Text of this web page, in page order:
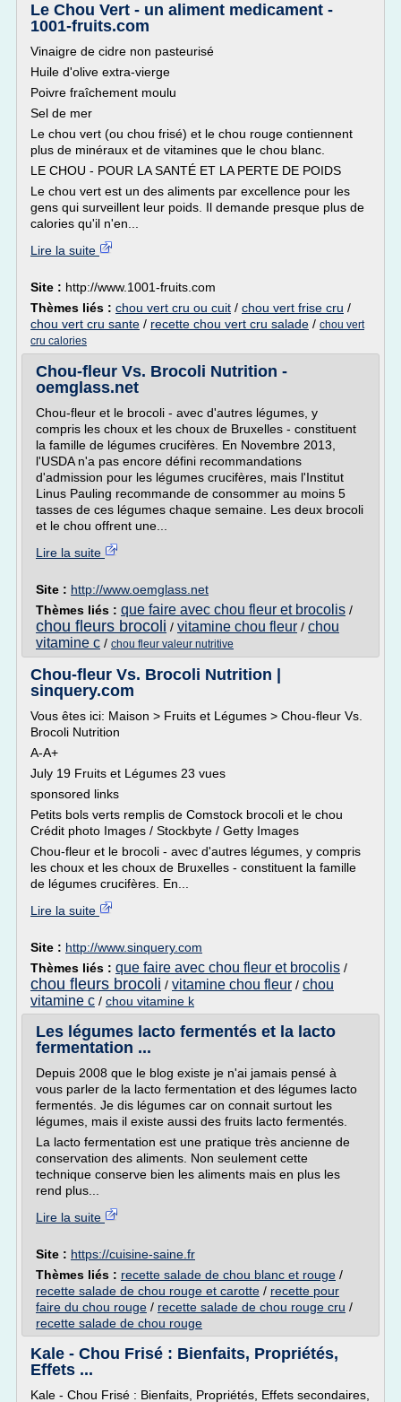
Le Chou Vert - un aliment medicament -
1001-fruits.com
Vinaigre de cidre non pasteurisé
Huile d'olive extra-vierge
Poivre fraîchement moulu
Sel de mer
Le chou vert (ou chou frisé) et le chou rouge contiennent
plus de minéraux et de vitamines que le chou blanc.
LE CHOU - POUR LA SANTÉ ET LA PERTE DE POIDS
Le chou vert est un des aliments par excellence pour les
gens qui surveillent leur poids. Il demande presque plus de
calories qu'il n'en...
Lire la suite
Site : http://www.1001-fruits.com
Thèmes liés : chou vert cru ou cuit / chou vert frise cru /
chou vert cru sante / recette chou vert cru salade / chou vert
cru calories
Chou-fleur Vs. Brocoli Nutrition -
oemglass.net
Chou-fleur et le brocoli - avec d'autres légumes, y
compris les choux et les choux de Bruxelles - constituent
la famille de légumes crucifères. En Novembre 2013,
l'USDA n'a pas encore défini recommandations
d'admission pour les légumes crucifères, mais l'Institut
Linus Pauling recommande de consommer au moins 5
tasses de ces légumes chaque semaine. Les deux brocoli
et le chou offrent une...
Lire la suite
Site : http://www.oemglass.net
Thèmes liés : que faire avec chou fleur et brocolis /
chou fleurs brocoli / vitamine chou fleur / chou
vitamine c / chou fleur valeur nutritive
Chou-fleur Vs. Brocoli Nutrition |
sinquery.com
Vous êtes ici: Maison > Fruits et Légumes > Chou-fleur Vs.
Brocoli Nutrition
A-A+
July 19 Fruits et Légumes 23 vues
sponsored links
Petits bols verts remplis de Comstock brocoli et le chou
Crédit photo Images / Stockbyte / Getty Images
Chou-fleur et le brocoli - avec d'autres légumes, y compris
les choux et les choux de Bruxelles - constituent la famille
de légumes crucifères. En...
Lire la suite
Site : http://www.sinquery.com
Thèmes liés : que faire avec chou fleur et brocolis /
chou fleurs brocoli / vitamine chou fleur / chou
vitamine c / chou vitamine k
Les légumes lacto fermentés et la lacto
fermentation ...
Depuis 2008 que le blog existe je n'ai jamais pensé à
vous parler de la lacto fermentation et des légumes lacto
fermentés. Je dis légumes car on connait surtout les
légumes, mais il existe aussi des fruits lacto fermentés.
La lacto fermentation est une pratique très ancienne de
conservation des aliments. Non seulement cette
technique conserve bien les aliments mais en plus les
rend plus...
Lire la suite
Site : https://cuisine-saine.fr
Thèmes liés : recette salade de chou blanc et rouge /
recette salade de chou rouge et carotte / recette pour
faire du chou rouge / recette salade de chou rouge cru /
recette salade de chou rouge
Kale - Chou Frisé : Bienfaits, Propriétés,
Effets ...
Kale - Chou Frisé : Bienfaits, Propriétés, Effets secondaires,